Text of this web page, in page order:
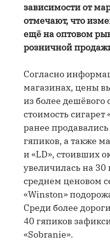
зависимости от
отмечают, что
ещё на оптовом
розничной
Согласно
магазинах, цены
из более дешёвого
стоимость сигарет
ранее
гяпиков, а также
и «LD», стоивших
увеличилась на 30
среднем ценовом
«Winston»
Среди более
40 гяпиков
«Sobranie».